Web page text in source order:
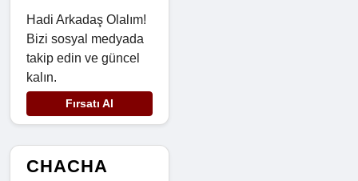
Hadi Arkadaş Olalım!
Bizi sosyal medyada
takip edin ve güncel
kalın.
Fırsatı Al
CHACHA